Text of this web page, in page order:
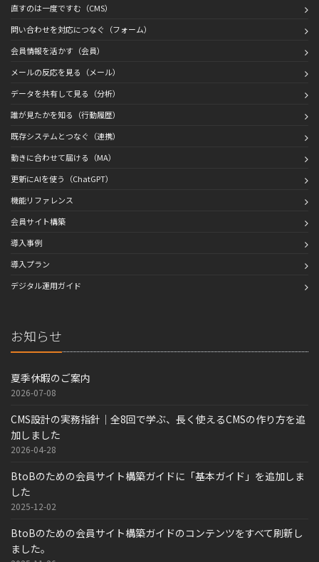
直すのは一度ですむ（CMS）
問い合わせを対応につなぐ（フォーム）
会員情報を活かす（会員）
メールの反応を見る（メール）
データを共有して見る（分析）
誰が見たかを知る（行動履歴）
既存システムとつなぐ（連携）
動きに合わせて届ける（MA）
更新にAIを使う（ChatGPT）
機能リファレンス
会員サイト構築
導入事例
導入プラン
デジタル運用ガイド
お知らせ
夏季休暇のご案内
2026-07-08
CMS設計の実務指針｜全8回で学ぶ、長く使えるCMSの作り方を追
加しました
2026-04-28
BtoBのための会員サイト構築ガイドに「基本ガイド」を追加しま
した
2025-12-02
BtoBのための会員サイト構築ガイドのコンテンツをすべて刷新し
ました。